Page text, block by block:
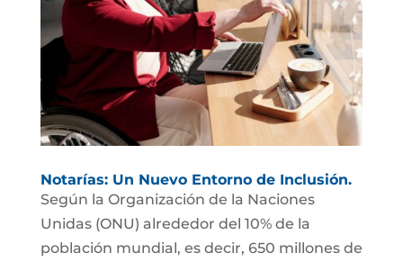
Notarías: Un Nuevo Entorno de Inclusión.
Según la Organización de la Naciones
Unidas (ONU) alrededor del 10% de la
población mundial, es decir, 650 millones de